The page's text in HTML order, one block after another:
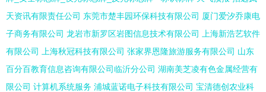
天资讯有限责任公司 东莞市楚丰园环保科技有限公司 厦门爱汐乔康电
子商务有限公司 龙岩市新罗区岩图信息技术有限公司
上海新浩艺软件
有限公司
上海秋冠科技有限公司 张家界恩隆旅游服务有限公司 山东
百分百教育信息咨询有限公司临沂分公司 湖南美芝凌有色金属经营有
限公司 计算机系统服务 浦城蓝诺电子科技有限公司 宝清德创农业科